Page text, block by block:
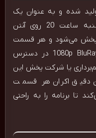
سال 1404 شمسی تولید شده و به عنوان یک
رئالیتی‌شو کمدی خانوادگی، هر یکشنبه ساعت 20 روی آنتن
پخش می‌شود و هر قسمت
آن با کیفیت‌های مختلفی از جمله 1080p BluRay در دسترس
یا شرکت پخش این
دقیق اکران هر قسمت
برنامه را به راحتی